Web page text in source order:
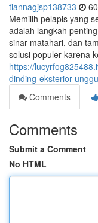
tiannagjsp138733
Memilih pelapis yang
adalah langkah
sinar matahari, dan
solusi populer karena
https://
dinding-eksterior-
Comments
Comments
Submit a Comment
No HTML